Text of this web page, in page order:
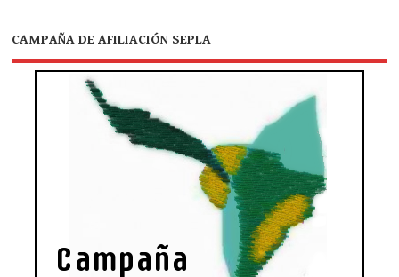
CAMPAÑA DE AFILIACIÓN SEPLA